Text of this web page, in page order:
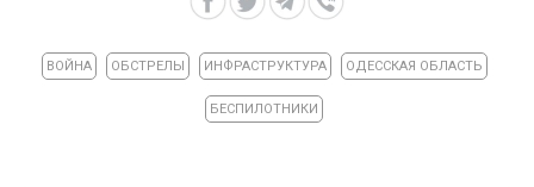
ВОЙНА ОБСТРЕЛЫ ИНФРАСТРУКТУРА ОДЕССКАЯ ОБЛАСТЬ
БЕСПИЛОТНИКИ